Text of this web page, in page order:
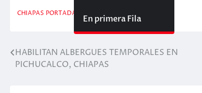
En primera Fila
CHIAPAS PORTADA PRINCIPAL
Navegación
HABILITAN ALBERGUES TEMPORALES EN
PICHUCALCO, CHIAPAS